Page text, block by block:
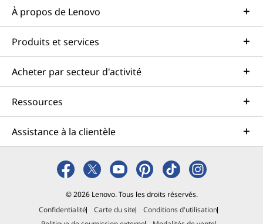
À propos de Lenovo
Produits et services
Acheter par secteur d'activité
Ressources
Assistance à la clientèle
© 2026 Lenovo. Tous les droits réservés.
Confidentialité
Carte du site
Conditions d'utilisation